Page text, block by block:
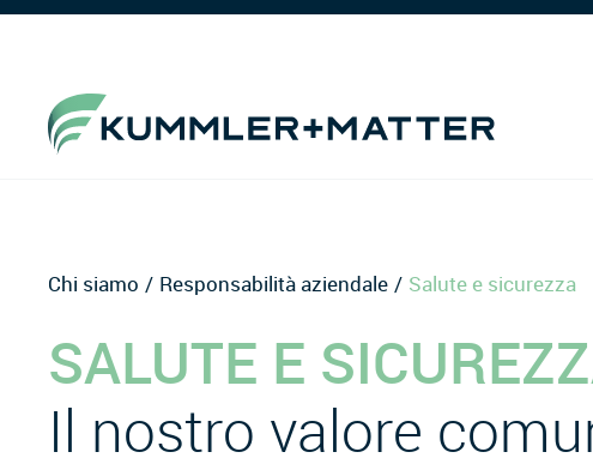
Chi siamo Responsabilità aziendale Salute e sicurezza
SALUTE E
Il nostro valore